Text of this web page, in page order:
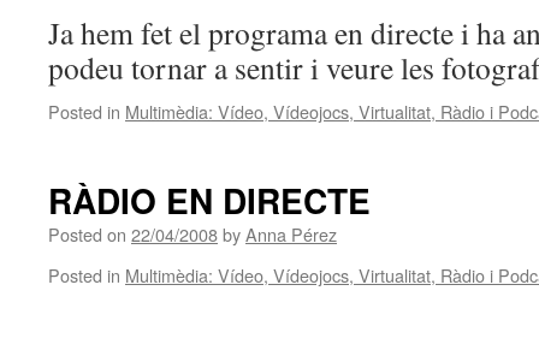
Ja hem fet el programa en directe i ha
podeu tornar a sentir i veure les
Posted in Multimèdia: Vídeo, Vídeojocs, Virtualitat, Ràdio i
RÀDIO EN DIRECTE
Posted on 22/04/2008byAnna Pérez
Posted in Multimèdia: Vídeo, Vídeojocs, Virtualitat, Ràdio i